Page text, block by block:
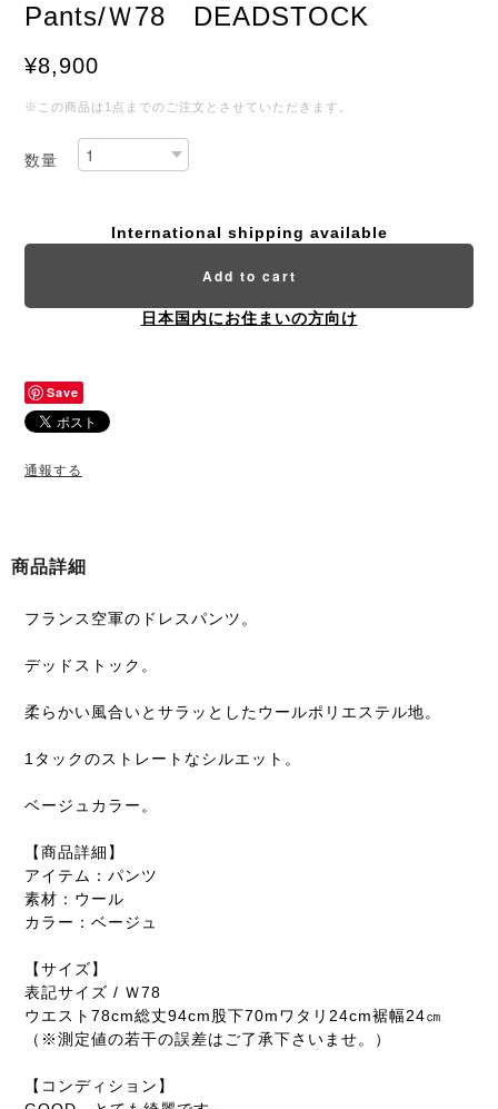
Pants/Ｗ78 DEADSTOCK
¥8,900
※この商品は1点までのご注文とさせていただきます。
数量
International shipping available
Add to cart
日本国内にお住まいの方向け
Save
通報する
商品詳細
フランス空軍のドレスパンツ。
デッドストック。
柔らかい風合いとサラッとしたウールポリエステル地。
1タックのストレートなシルエット。
ベージュカラー。
【商品詳細】
アイテム：パンツ
素材：ウール
カラー：ベージュ
【サイズ】
表記サイズ / Ｗ78
ウエスト78cm総丈94cm股下70mワタリ24cm裾幅24㎝
（※測定値の若干の誤差はご了承下さいませ。）
【コンディション】